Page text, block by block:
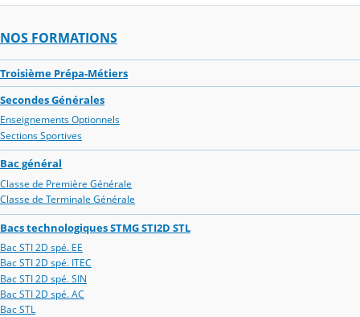
NOS FORMATIONS
Troisième Prépa-Métiers
Secondes Générales
Enseignements Optionnels
Sections Sportives
Bac général
Classe de Première Générale
Classe de Terminale Générale
Bacs technologiques STMG STI2D STL
Bac STI 2D spé. EE
Bac STI 2D spé. ITEC
Bac STI 2D spé. SIN
Bac STI 2D spé. AC
Bac STL